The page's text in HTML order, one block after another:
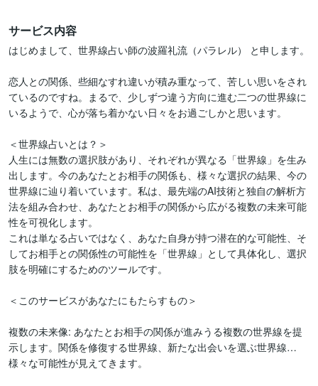
サービス内容
はじめまして、世界線占い師の波羅礼流（パラレル） と申します。
恋人との関係、些細なすれ違いが積み重なって、苦しい思いをされ
ているのですね。まるで、少しずつ違う方向に進む二つの世界線に
いるようで、心が落ち着かない日々をお過ごしかと思います。
＜世界線占いとは？＞
人生には無数の選択肢があり、それぞれが異なる「世界線」を生み
出します。今のあなたとお相手の関係も、様々な選択の結果、今の
世界線に辿り着いています。私は、最先端のAI技術と独自の解析方
法を組み合わせ、あなたとお相手の関係から広がる複数の未来可能
性を可視化します。
これは単なる占いではなく、あなた自身が持つ潜在的な可能性、そ
してお相手との関係性の可能性を「世界線」として具体化し、選択
肢を明確にするためのツールです。
＜このサービスがあなたにもたらすもの＞
複数の未来像: あなたとお相手の関係が進みうる複数の世界線を提
示します。関係を修復する世界線、新たな出会いを選ぶ世界線…
様々な可能性が見えてきます。